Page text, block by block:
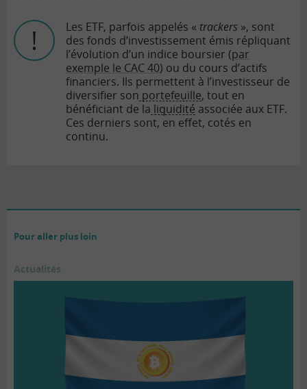
Les ETF, parfois appelés « trackers », sont
des fonds d’investissement émis répliquant
l’évolution d’un indice boursier (par
exemple le CAC 40) ou du cours d’actifs
financiers. Ils permettent à l’investisseur de
diversifier son portefeuille, tout en
bénéficiant de la liquidité associée aux ETF.
Ces derniers sont, en effet, cotés en
continu.
Pour aller plus loin
Actualités